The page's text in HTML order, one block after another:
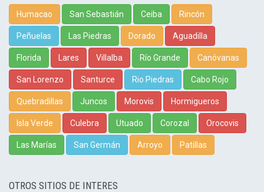
Humacao San Sebastián Ceiba Rincón
Peñuelas Las Piedras Dorado Aguadilla
Florida Lares Villalba Río Grande Canóvanas
San Lorenzo Santurce Rio Piedras Cabo Rojo
Quebradillas Juncos Morovis Hormigueros
Isla Verde Culebra Utuado Corozal Orocovis
Las Marías San Germán Arroyo Patillas
OTROS SITIOS DE INTERES